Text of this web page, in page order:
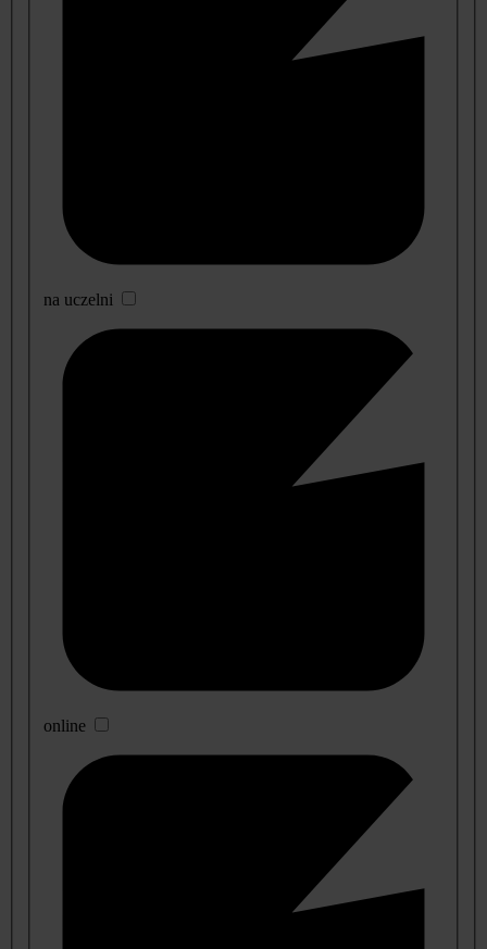
na uczelni
online